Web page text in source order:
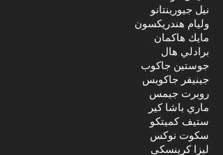
نيل جيورينتانو
وليام هندريكسون
مايك هاكمان
برادلي هال
جوستين جاكوب
جينيفر جاكوبس
روبرت جيمس
ماري باشا كير
ستيف كميتكو
سكوت نوكس
ليزا كرينسكي